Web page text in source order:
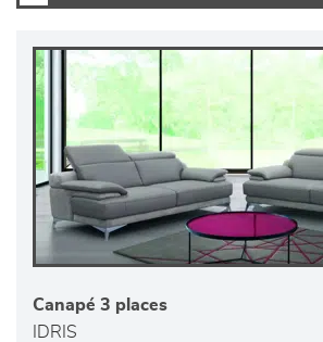
Canapé 3 places
IDRIS